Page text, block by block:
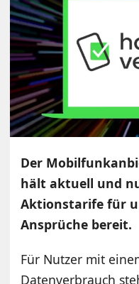
Der
hält aktuell und
Aktionstarife für
Ansprüche bereit.
Für Nutzer mit
Datenverbrauch